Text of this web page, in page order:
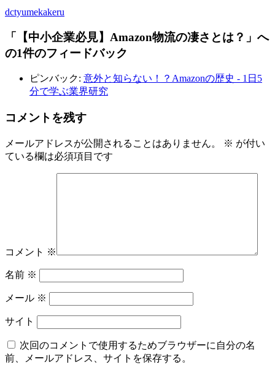
dctyumekakeru
「 【中小企業必見】Amazon物流の凄さとは？ 」へ
の1件のフィードバック
ピンバック: 意外と知らない！？Amazonの歴史 - 1日5
分で学ぶ業界研究
コメントを残す
メールアドレスが公開されることはありません。 ※ が付い
ている欄は必須項目です
コメント ※
名前 ※
メール ※
サイト
次回のコメントで使用するためブラウザーに自分の名
前、メールアドレス、サイトを保存する。